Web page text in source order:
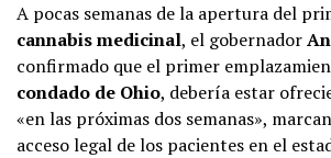
A pocas semanas de la apertura del
cannabis medicinal, el gobernador
confirmado que el primer
condado de Ohio, debería estar
«en las próximas dos semanas»,
acceso legal de los pacientes en el